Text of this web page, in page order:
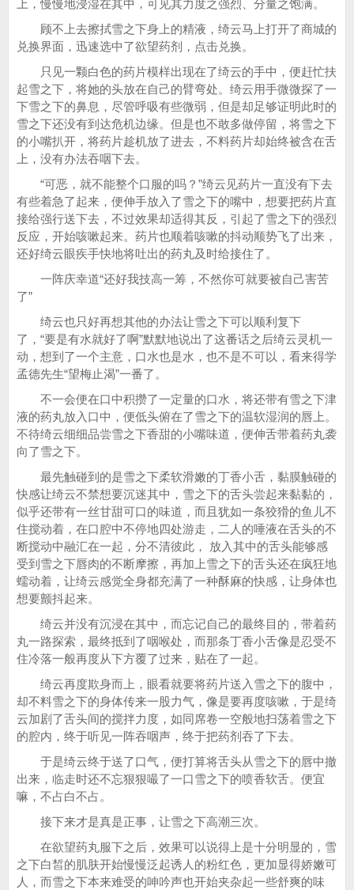
上，慢慢地浸湿在其中，可见其力度之强烈、分量之饱满。
顾不上去擦拭雪之下身上的精液，绮云马上打开了商城的
兑换界面，迅速选中了欲望药剂，点击兑换。
只见一颗白色的药片模样出现在了绮云的手中，便赶忙扶
起雪之下，将她的头放在自己的臂弯处。绮云用手微微探了一
下雪之下的鼻息，尽管呼吸有些微弱，但是却足够证明此时的
雪之下还没有到达危机边缘。但是也不敢多做停留，将雪之下
的小嘴扒开，将药片趁机放了进去，不料药片却始终被含在舌
上，没有办法吞咽下去。
“可恶，就不能整个口服的吗？”绮云见药片一直没有下去
有些着急了起来，便伸手放入了雪之下的嘴中，想要把药片直
接给强行送下去，不过效果却适得其反，引起了雪之下的强烈
反应，开始咳嗽起来。药片也顺着咳嗽的抖动顺势飞了出来，
还好绮云眼疾手快地将吐出的药丸及时给接住了。
一阵庆幸道“还好我技高一筹，不然你可就要被自己害苦
了”
绮云也只好再想其他的办法让雪之下可以顺利复下
了，“要是有水就好了啊”默默地说出了这番话之后绮云灵机一
动，想到了一个主意，口水也是水，也不是不可以，看来得学
孟德先生“望梅止渴”一番了。
不一会便在口中积攒了一定量的口水，将还带有雪之下津
液的药丸放入口中，便低头俯在了雪之下的温软湿润的唇上。
不待绮云细细品尝雪之下香甜的小嘴味道，便伸舌带着药丸袭
向了雪之下。
最先触碰到的是雪之下柔软滑嫩的丁香小舌，黏膜触碰的
快感让绮云不禁想要沉迷其中，雪之下的舌头尝起来黏黏的，
似乎还带有一丝甘甜可口的味道，而且犹如一条狡猾的鱼儿不
住搅动着，在口腔中不停地四处游走，二人的唾液在舌头的不
断搅动中融汇在一起，分不清彼此， 放入其中的舌头能够感
受到雪之下唇肉的不断摩擦，再加上雪之下的舌头还在疯狂地
蠕动着，让绮云感觉全身都充满了一种酥麻的快感，让身体也
想要颤抖起来。
绮云并没有沉浸在其中，而忘记自己的最终目的，带着药
丸一路探索，最终抵到了咽喉处，而那条丁香小舌像是忍受不
住冷落一般再度从下方覆了过来，贴在了一起。
绮云再度欺身而上，眼看就要将药片送入雪之下的腹中，
却不料雪之下的身体传来一股力气，像是要再度咳嗽，于是绮
云加剧了舌头间的搅拌力度，如同席卷一空般地扫荡着雪之下
的腔内，终于听见一阵吞咽声，终于把药剂吞了下去。
于是绮云终于送了口气，便打算将舌头从雪之下的唇中撤
出来，临走时还不忘狠狠嘬了一口雪之下的喷香软舌。便宜
嘛，不占白不占。
接下来才是真是正事，让雪之下高潮三次。
在欲望药丸服下之后，效果可以说得上是十分明显的，雪
之下白皙的肌肤开始慢慢泛起诱人的粉红色，更加显得娇嫩可
人，而雪之下本来难受的呻吟声也开始夹杂起一些舒爽的味